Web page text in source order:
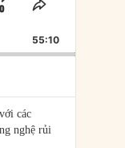
FORWARD
SHARE
EPISODE
55:10
các
nghệ rủi